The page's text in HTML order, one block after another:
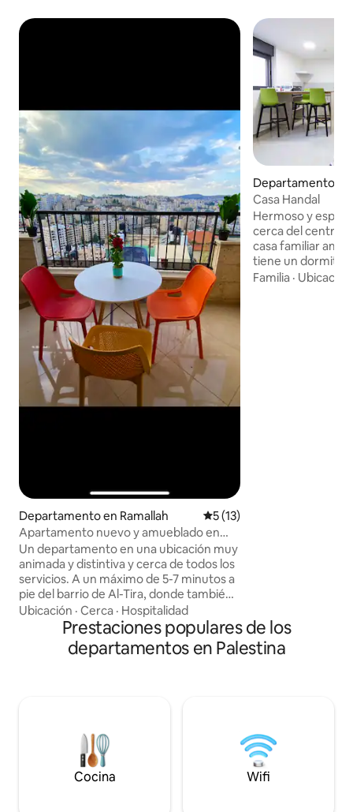
Departamento en Ramallah Calificación promedio: 5 de
5 (13)
Apartamento nuevo y amueblado en
una zona animada
Un departamento en una ubicación muy
animada y distintiva y cerca de todos los
servicios. A un máximo de 5-7 minutos a
pie del barrio de Al-Tira, donde también
hay restaurantes y cafeterías en el
centro del país, como la calle Rakib, la
rotonda de Manara y el municipio de
Ramallah. Tendrás toda la casa de 3
cocina está equipada con todos los
utensilios de cocina básicos, gas,
microondas y nevera, además de
Ubicación · Cerca · Hospitalidad
Departamento
m
Casa Handal
Hermoso y
cerca del centro
casa familiar
tiene un
como una cama
Familia · Ubicación
Prestaciones populares de los
departamentos en Palestina
Cocina Wifi